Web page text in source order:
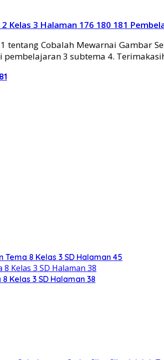
2 Kelas 3 Halaman 176 180 181
Cobalah Mewarnai Gambar
3 subtema 4.
8 Kelas 3 SD Halaman 45
Kelas 3 SD Halaman 38